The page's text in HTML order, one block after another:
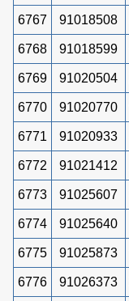
6767 91018508
6768 91018599
6769 91020504
6770 91020770
6771 91020933
6772 91021412
6773 91025607
6774 91025640
6775 91025873
6776 91026373